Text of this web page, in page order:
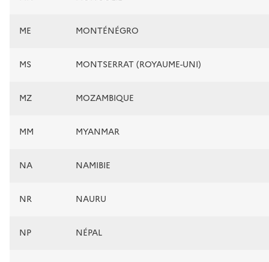
ME MONTÉNÉGRO
MS MONTSERRAT (ROYAUME-UNI)
MZ MOZAMBIQUE
MM MYANMAR
NA NAMIBIE
NR NAURU
NP NÉPAL